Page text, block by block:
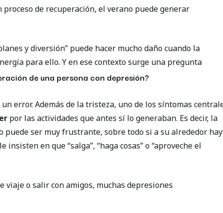
de recuperación, el verano puede generar
y diversión” puede hacer mucho daño cuando la
para ello. Y en ese contexto surge una pregunta
de una persona con depresión?
error. Además de la tristeza, uno de los síntomas
por las actividades que antes sí lo generaban. Es decir, la
puede ser muy frustrante, sobre todo si a su alrededor hay
en que “salga”, “haga cosas” o “aproveche el
viaje o salir con amigos, muchas depresiones